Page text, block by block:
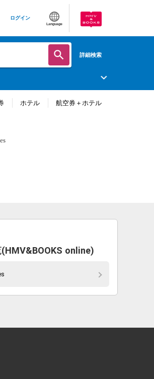
ログイン
Language
詳細検索
ホテル 航空券＋ホテル
online)